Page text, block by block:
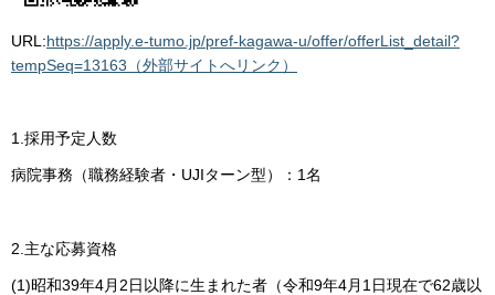
URL:https://apply.e-tumo.jp/pref-kagawa-u/offer/offerList_detail?
tempSeq=13163（外部サイトへリンク）
1.採用予定人数
病院事務（職務経験者・UJIターン型）：1名
2.主な応募資格
(1)昭和39年4月2日以降に生まれた者（令和9年4月1日現在で62歳以